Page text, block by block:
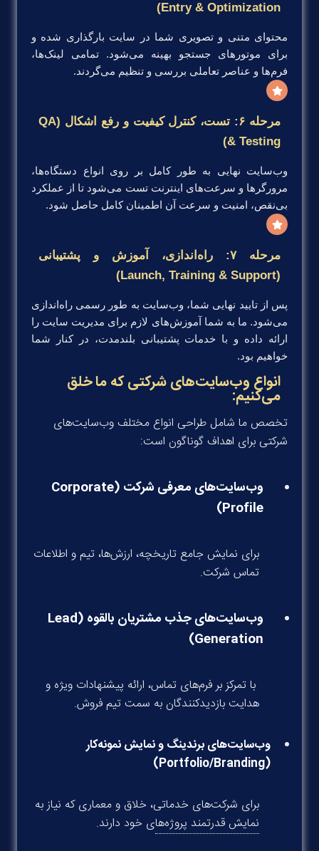
Entry & Optimization)
محتوای متنی و تصویری شما در سایت بارگذاری شده و
برای موتورهای جستجو بهینه می‌شود. تمامی لینک‌ها،
فرم‌ها و عناصر تعاملی بررسی و تنظیم می‌گردند.
مرحله ۶: تست، کنترل کیفیت و رفع اشکال (QA
& Testing)
وب‌سایت نهایی به طور کامل بر روی انواع دستگاه‌ها،
مرورگرها و سرعت‌های اینترنت تست می‌شود تا از عملکرد
بی‌نقص، امنیت و سرعت آن اطمینان کامل حاصل شود.
مرحله ۷: راه‌اندازی، آموزش و پشتیبانی
(Launch, Training & Support)
پس از تایید نهایی شما، وب‌سایت به طور رسمی راه‌اندازی
می‌شود. ما به شما آموزش‌های لازم برای مدیریت سایت را
ارائه داده و با خدمات پشتیبانی بلندمدت، در کنار شما
خواهیم بود.
انواع وب‌سایت‌های شرکتی که ما خلق
می‌کنیم:
تخصص ما شامل طراحی انواع مختلف وب‌سایت‌های
شرکتی برای اهداف گوناگون است:
وب‌سایت‌های معرفی شرکت (Corporate
Profile)
برای نمایش جامع تاریخچه، ارزش‌ها، تیم و اطلاعات
تماس شرکت.
وب‌سایت‌های جذب مشتریان بالقوه (Lead
Generation)
با تمرکز بر فرم‌های تماس، ارائه پیشنهادات ویژه و
هدایت بازدیدکنندگان به سمت تیم فروش.
وب‌سایت‌های برندینگ و نمایش نمونه‌کار
(Portfolio/Branding)
برای شرکت‌های خدماتی، خلاق و معماری که نیاز به
نمایش قدرتمند پروژه‌های خود دارند.